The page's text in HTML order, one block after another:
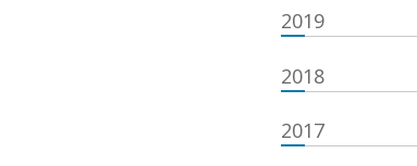
2019
2018
2017